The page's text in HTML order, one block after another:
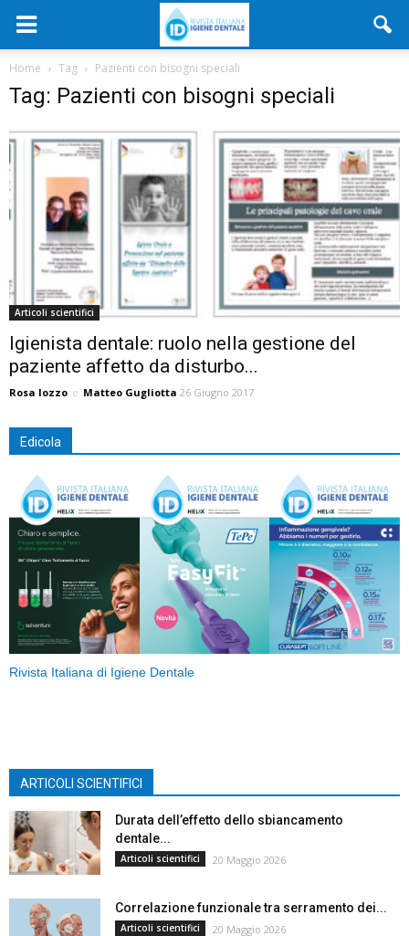
Home Tag Pazienti con bisogni speciali
Tag: Pazienti con bisogni speciali
Articoli scientifici
Igienista dentale: ruolo nella gestione del
paziente affetto da disturbo...
Rosa Iozzo e Matteo Gugliotta 26 Giugno 2017
Edicola
Rivista Italiana di Igiene Dentale
ARTICOLI SCIENTIFICI
Durata dell’effetto dello sbiancamento
dentale...
Articoli scientifici 20 Maggio 2026
Correlazione funzionale tra serramento dei...
Articoli scientifici 20 Maggio 2026